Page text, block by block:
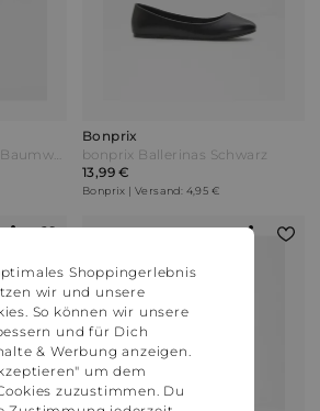
Bonprix
bonprix Ballerinas Schwarz
13,99 €
Bonprix | Versand: 4,95 €
Shoppingerlebnis
wir und unsere
So können wir unsere
und für Dich
& Werbung anzeigen.
um dem
zuzustimmen. Du